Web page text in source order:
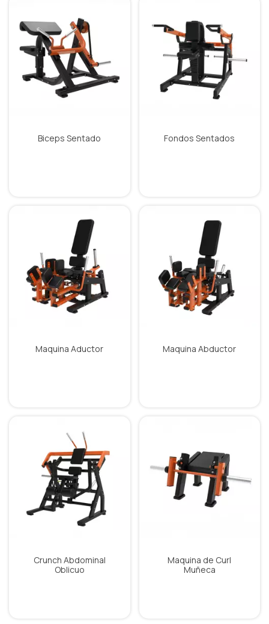
Biceps Sentado Fondos Sentados
Maquina Aductor Maquina Abductor
Crunch Abdominal
Oblicuo
Maquina de Curl
Muñeca